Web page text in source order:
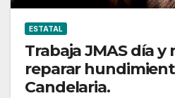
ESTATAL
Trabaja JMAS día y
reparar
Candelaria.